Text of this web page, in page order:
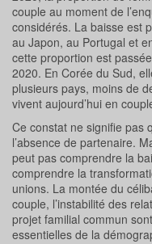
couple au moment de
considérés. La baisse est
au Japon, au Portugal et
cette proportion est
2020. En Corée du Sud,
plusieurs pays, moins de
vivent aujourd’hui en
Ce constat ne signifie pas
l’absence de partenaire.
peut pas comprendre la
comprendre la
unions. La montée du
couple, l’instabilité des
projet familial commun
essentielles de la